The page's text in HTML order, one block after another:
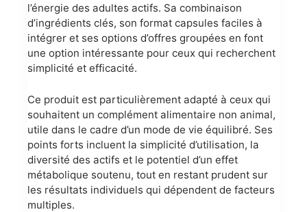
l’énergie des adultes actifs. Sa combinaison
d’ingrédients clés, son format capsules faciles à
intégrer et ses options d’offres groupées en font
une option intéressante pour ceux qui recherchent
simplicité et efficacité.
Ce produit est particulièrement adapté à ceux qui
souhaitent un complément alimentaire non animal,
utile dans le cadre d’un mode de vie équilibré. Ses
points forts incluent la simplicité d’utilisation, la
diversité des actifs et le potentiel d’un effet
métabolique soutenu, tout en restant prudent sur
les résultats individuels qui dépendent de facteurs
multiples.